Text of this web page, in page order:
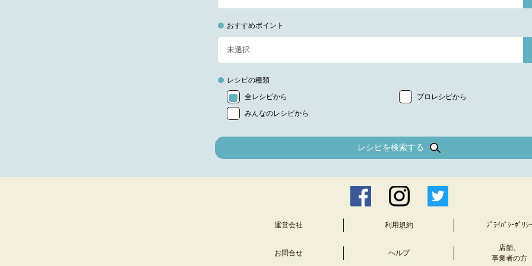
おすすめポイント
レシピの種類
全レシピから
プロレシピから
みんなのレシピから
レシピを検索する
運営会社 利用規約 ﾌﾟﾗｲﾊﾞｼｰﾎﾟﾘｼｰ
お問合せ ヘルプ
店舗、
事業者の方